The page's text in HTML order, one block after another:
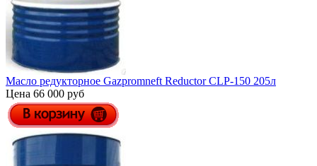
Масло редукторное Gazpromneft Reductor СLP-150 205л
Цена 66 000 руб